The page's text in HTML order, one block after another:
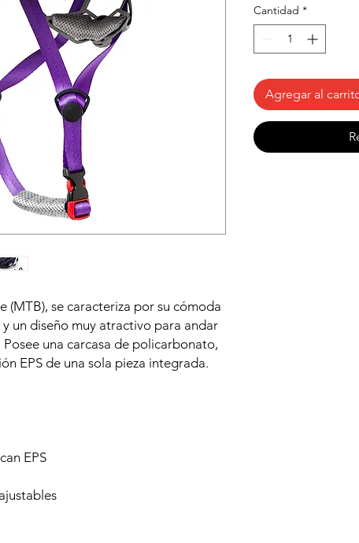
(MTB), se caracteriza por su cómoda
un diseño muy atractivo para andar
una carcasa de policarbonato,
EPS de una sola pieza integrada.
EPS
Cantidad *
Agregar al